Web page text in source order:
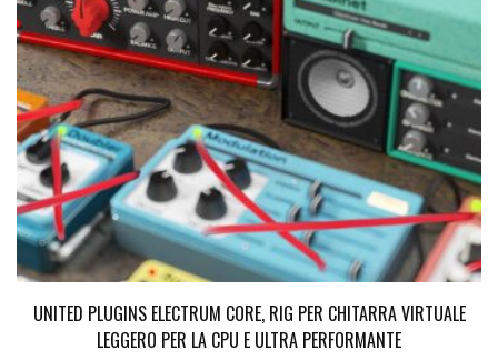
UNITED PLUGINS ELECTRUM CORE, RIG PER CHITARRA VIRTUALE
LEGGERO PER LA CPU E ULTRA PERFORMANTE